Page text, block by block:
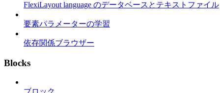
FlexiLayout language のデータベースとテキストファイル
要素パラメーターの学習
依存関係ブラウザー
Blocks
ブロック